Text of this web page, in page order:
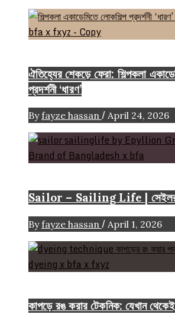
ঐতিহ্যের শেকড়ে ফেরা: শিল্পকলা
প্রদর্শনী ‘ধারণ’
By fayze hassan / April 24, 2026
Sailor – Sailing Life |
By fayze hassan / April 1, 2026
কাপড়ে রঙ করার টেকনিক: যেখান